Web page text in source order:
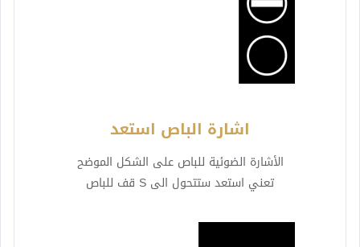
اشارة الباص استعد
الأشارة الضوئية للباص على الشكل الموضح
تعني استعد ستتحول الى S قف للباص